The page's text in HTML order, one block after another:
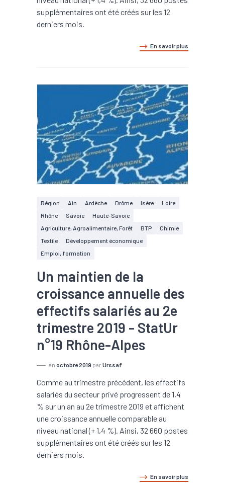
supplémentaires ont été créés sur les 12
derniers mois.
En savoir plus
Région Ain Ardèche Drôme Isère
Loire
Rhône
Savoie
Haute-Savoie
Agriculture, Agroalimentaire, Forêt
BTP
Chimie
Textile
Développement économique
Emploi, formation
Un maintien de la
croissance annuelle des
effectifs salariés au 2e
trimestre 2019 - StatUr
n°19 Rhône-Alpes
en octobre 2019 par Urssaf
Comme au trimestre précédent, les effectifs
salariés du secteur privé progressent de 1,4
% sur un an au 2e trimestre 2019 et affichent
une croissance annuelle comparable au
niveau national (+ 1,4 %). Ainsi, 32 660 postes
supplémentaires ont été créés sur les 12
derniers mois.
En savoir plus